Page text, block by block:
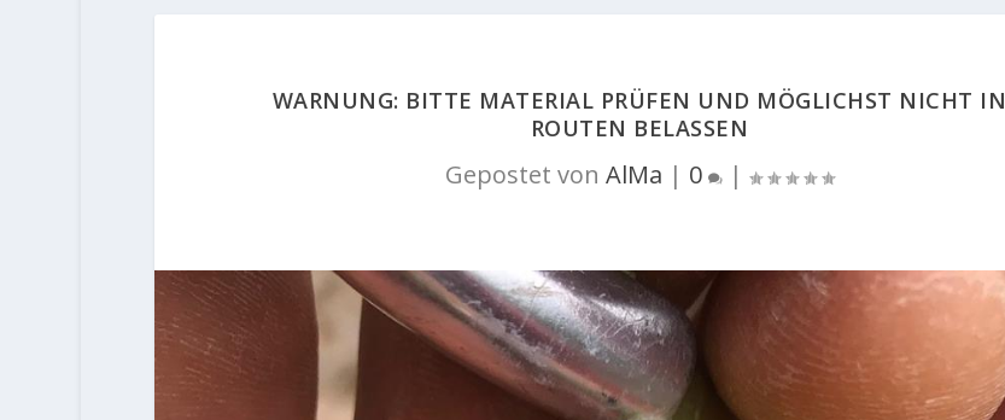
WARNUNG: BITTE MATERIAL PRÜFEN UND MÖGLICHST NICHT IN
ROUTEN BELASSEN
Gepostet von AlMa | 0 |